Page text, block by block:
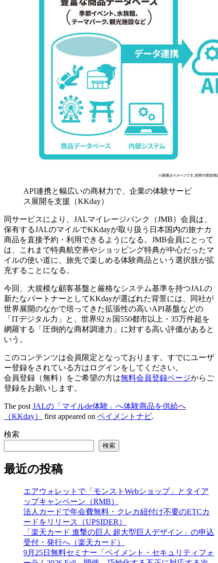
API連携と幅広いの商材力で、企業の体験サービ
ス展開を支援（KKday）
同サービスにより、JALマイレージバンク（JMB）会員は、
保有するJALのマイルでKKdayが取り扱う日本国内の旅ナカ
商品を直接予約・利用できるようになる。JMB会員にとって
は、これまで特典航空券やショッピング特典が中心だったマ
イルの使い道に、旅先で楽しめる体験商品という選択肢が拡
充することになる。
今回、大規模な顧客基盤と厳格なシステム基準を持つJALの
新たなパートナーとしてKKdayが選ばれた背景には、同社が
世界展開のなかで培ってきた拡張性の高いAPI基盤などの
「ITデジタル力」と、世界92ヵ国550都市以上・35万件超を
網羅する「圧倒的な商材調達力」に対する高い評価があると
いう。
このコンテンツは会員限定となっております。すでにユーザ
ー登録をされている方はログインをしてください。
会員登録（無料）をご希望の方は無料会員登録ページからご
登録をお願いします。
The post JALの「マイルde体験」へ体験商品を供給へ
（KKday）
first appeared on ペイメントナビ.
検索
検索
最近の投稿
エアウォレットで「モンストWebショップ」とタイア
ップキャンペーン（RMB）
法人カードで年会費無料・クレカ紐付け不要のETCカ
ードをリリース（UPSIDER）
「楽天カード 進撃の巨人 超大型巨人デザイン」の申込
受付・発行へ（楽天カード）
9月25日無料セミナー「ペイメント・セキュリティフォ